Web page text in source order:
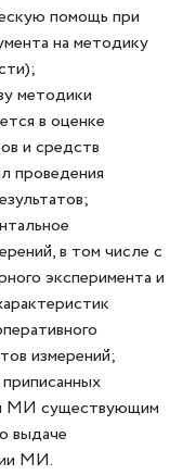
помощь при
на методику
методики
в оценке
и средств
проведения
в том числе с
эксперимента и
измерений;
МИ существующим
выдаче
МИ.